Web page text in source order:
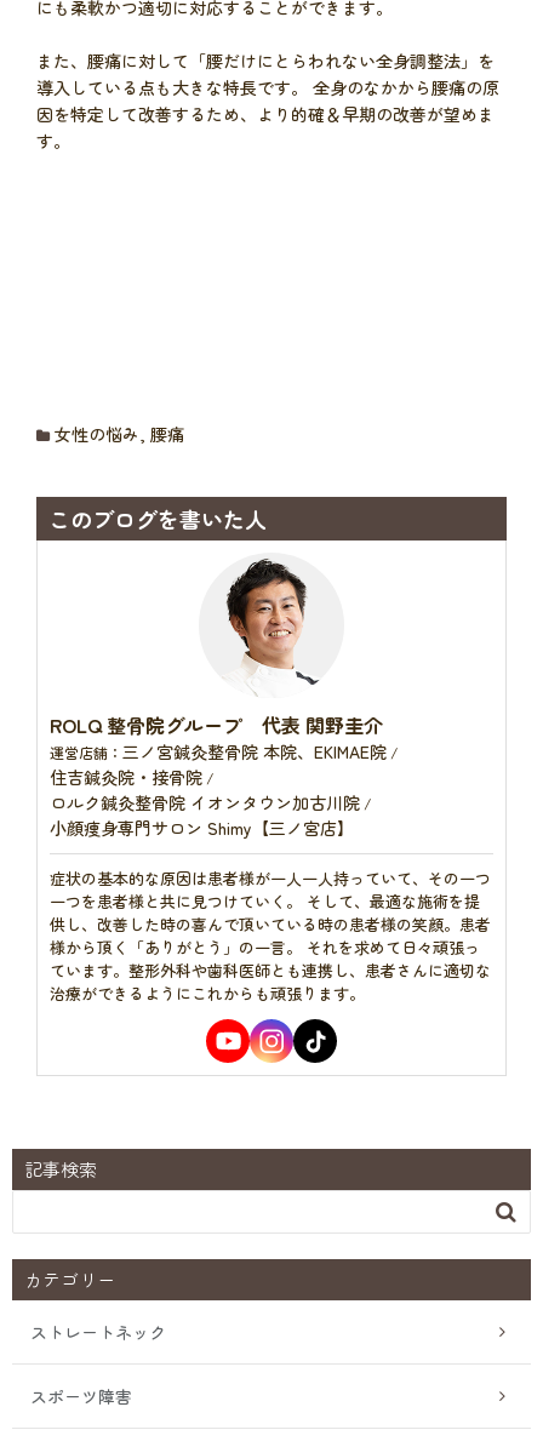
にも柔軟かつ適切に対応することができます。
また、腰痛に対して「腰だけにとらわれない全身調整法」を
導入している点も大きな特長です。 全身のなかから腰痛の原
因を特定して改善するため、より的確＆早期の改善が望めま
す。
女性の悩み, 腰痛
このブログを書いた人
ROLQ 整骨院グループ 代表 関野圭介
運営店舗： 三ノ宮鍼灸整骨院 本院、EKIMAE院 /
住吉鍼灸院・接骨院 /
ロルク鍼灸整骨院 イオンタウン加古川院 /
小顔痩身専門サロン Shimy【三ノ宮店】
症状の基本的な原因は患者様が一人一人持っていて、その一つ
一つを患者様と共に見つけていく。 そして、最適な施術を提
供し、改善した時の喜んで頂いている時の患者様の笑顔。患者
様から頂く「ありがとう」の一言。 それを求めて日々頑張っ
ています。整形外科や歯科医師とも連携し、患者さんに適切な
治療ができるようにこれからも頑張ります。
記事検索

カテゴリー
ストレートネック
スポーツ障害